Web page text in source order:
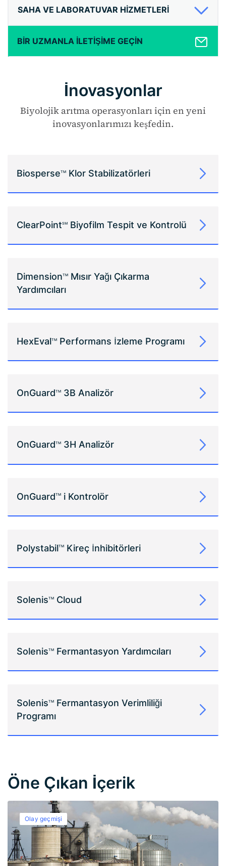
SAHA VE LABORATUVAR HIZMETLERI
BIR UZMANLA ILETIŞIME GEÇIN
İnovasyonlar
Biyolojik arıtma operasyonları için en yeni
inovasyonlarımızı keşfedin.
BiosperseTM Klor Stabilizatörleri
ClearPointSM Biyofilm Tespit ve Kontrolü
DimensionTM
Mısır Yağı Çıkarma
Yardımcıları
HexEvalTM Performans İzleme Programı
OnGuardTM 3B Analizör
OnGuardTM 3H Analizör
OnGuardTM i Kontrolör
PolystabilTM Kireç İnhibitörleri
SolenisTM Cloud
SolenisTM Fermantasyon Yardımcıları
SolenisTM
Fermantasyon Verimliliği
Programı
Öne Çıkan İçerik
Olay geçmişi